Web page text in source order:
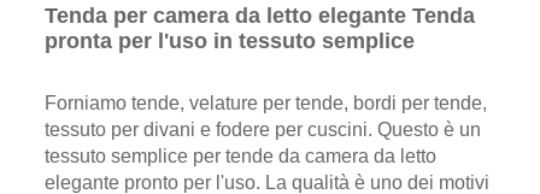
Tenda per camera da letto elegante Tenda
pronta per l'uso in tessuto semplice
Forniamo tende, velature per tende, bordi per tende,
tessuto per divani e fodere per cuscini. Questo è un
tessuto semplice per tende da camera da letto
elegante pronto per l'uso. La qualità è uno dei motivi